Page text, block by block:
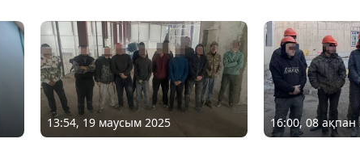
13:54, 19 маусым 2025 16:00, 08 ақпан